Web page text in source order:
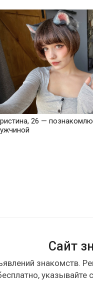
26 —
Сайт
знакомств.